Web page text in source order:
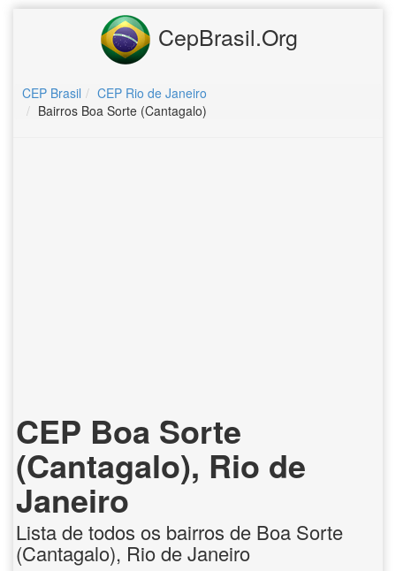
CepBrasil.Org
CEP Brasil
CEP Rio de Janeiro
Bairros Boa Sorte (Cantagalo)
CEP Boa Sorte
(Cantagalo), Rio de
Janeiro
Lista de todos os bairros de Boa Sorte
(Cantagalo), Rio de Janeiro